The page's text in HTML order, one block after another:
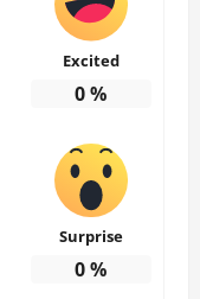
Excited
0%
Surprise
0%